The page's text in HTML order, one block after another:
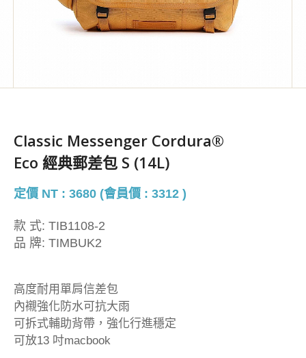
Classic Messenger Cordura®
Eco 經典郵差包 S (14L)
定價 NT : 3680 (會員價 : 3312 )
款 式: TIB1108-2
品 牌: TIMBUK2
高度耐用單肩信差包
內襯強化防水可抗大雨
可拆式輔助背帶，強化行進穩定
可放13 吋macbook